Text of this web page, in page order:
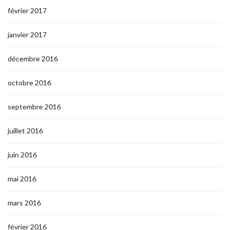
février 2017
janvier 2017
décembre 2016
octobre 2016
septembre 2016
juillet 2016
juin 2016
mai 2016
mars 2016
février 2016